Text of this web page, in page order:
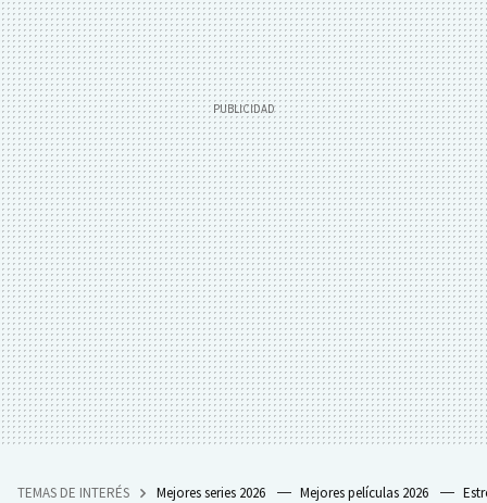
TEMAS DE INTERÉS Mejores series 2026 Mejores películas 2026